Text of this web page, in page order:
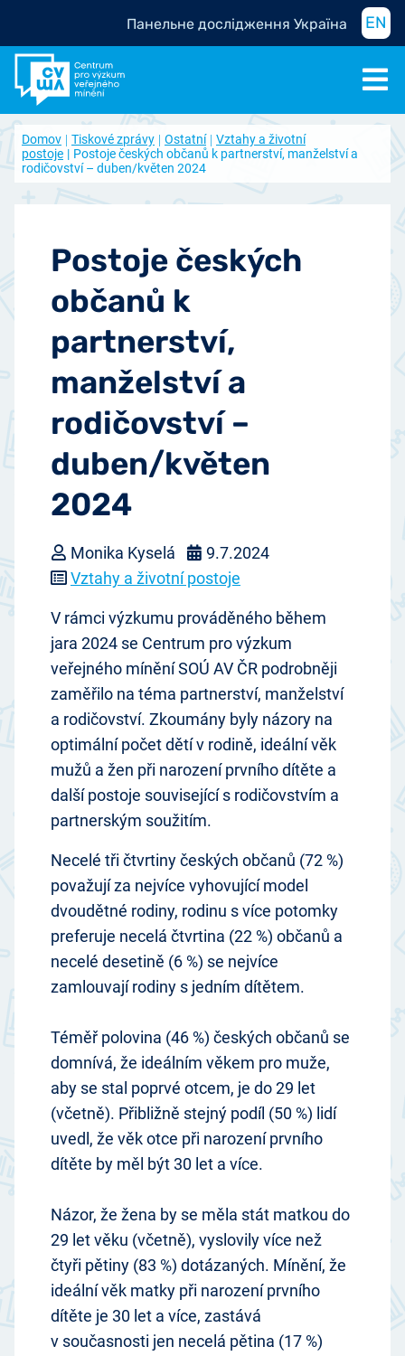
Панельне дослідження Україна EN
Domov Tiskové zprávy Ostatní
Vztahy a životní
postoje
Postoje českých občanů k partnerství, manželství a
rodičovství – duben/květen 2024
Postoje českých
občanů k
partnerství,
manželství a
rodičovství –
duben/květen
2024
Monika Kyselá
9.7.2024
Vztahy a životní postoje
V rámci výzkumu prováděného během
jara 2024 se Centrum pro výzkum
veřejného mínění SOÚ AV ČR podrobněji
zaměřilo na téma partnerství, manželství
a rodičovství. Zkoumány byly názory na
optimální počet dětí v rodině, ideální věk
mužů a žen při narození prvního dítěte a
další postoje související s rodičovstvím a
partnerským soužitím.
Necelé tři čtvrtiny českých občanů (72 %)
považují za nejvíce vyhovující model
dvoudětné rodiny, rodinu s více potomky
preferuje necelá čtvrtina (22 %) občanů a
necelé desetině (6 %) se nejvíce
zamlouvají rodiny s jedním dítětem.
Téměř polovina (46 %) českých občanů se
domnívá, že ideálním věkem pro muže,
aby se stal poprvé otcem, je do 29 let
(včetně). Přibližně stejný podíl (50 %) lidí
uvedl, že věk otce při narození prvního
dítěte by měl být 30 let a více.
Názor, že žena by se měla stát matkou do
29 let věku (včetně), vyslovily více než
čtyři pětiny (83 %) dotázaných. Mínění, že
ideální věk matky při narození prvního
dítěte je 30 let a více, zastává
v současnosti jen necelá pětina (17 %)